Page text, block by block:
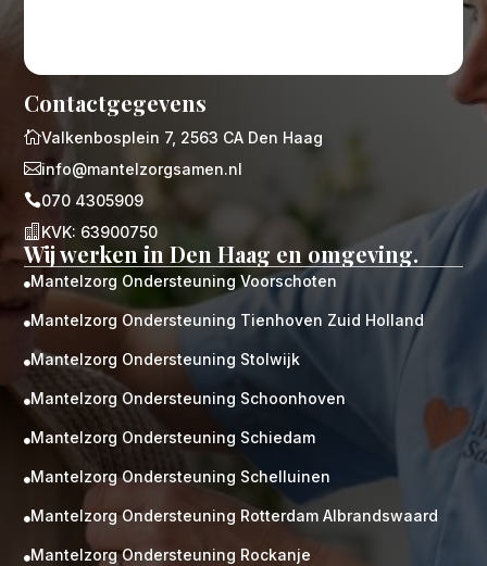
Contactgegevens
Valkenbosplein 7, 2563 CA Den Haag
info@mantelzorgsamen.nl
070 4305909
 KVK: 63900750
Wij werken in Den Haag en omgeving.
Mantelzorg Ondersteuning Voorschoten
Mantelzorg Ondersteuning Tienhoven Zuid Holland
Mantelzorg Ondersteuning Stolwijk
Mantelzorg Ondersteuning Schoonhoven
Mantelzorg Ondersteuning Schiedam
Mantelzorg Ondersteuning Schelluinen
Mantelzorg Ondersteuning Rotterdam Albrandswaard
Mantelzorg Ondersteuning Rockanje